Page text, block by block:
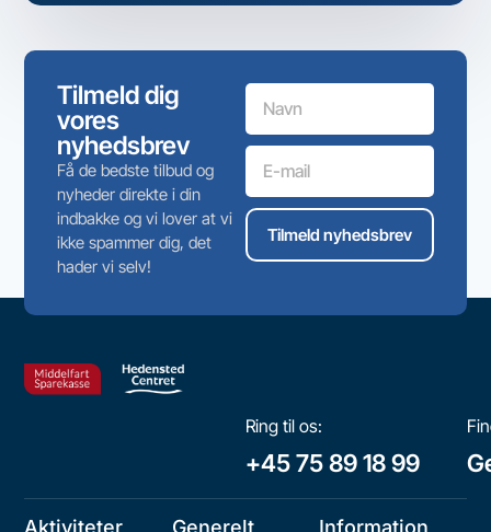
Tilmeld dig
vores
nyhedsbrev
Få de bedste tilbud og
nyheder direkte i din
indbakke og vi lover at vi
ikke spammer dig, det
hader vi selv!
Tilmeld nyhedsbrev
Ring til os:
+45 75 89 18 99